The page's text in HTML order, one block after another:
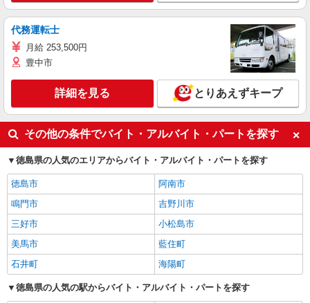
代務運転士
月給 253,500円
豊中市
詳細を見る とりあえずキープ
その他の条件でバイト・アルバイト・パートを探す
徳島県の人気のエリアからバイト・アルバイト・パートを探す
徳島市
阿南市
鳴門市
吉野川市
三好市
小松島市
美馬市
藍住町
石井町
海陽町
徳島県の人気の駅からバイト・アルバイト・パートを探す